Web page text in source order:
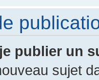
publier un
sujet